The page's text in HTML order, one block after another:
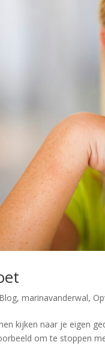
Blog,marinavanderwal,
kijken naar je eigen
om te stoppen